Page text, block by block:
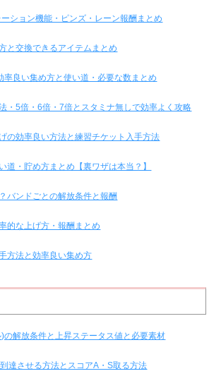
ション機能・ピンズ・レーン報酬まとめ
と交換できるアイテムまとめ
率良い集め方と使い道・必要な数まとめ
・5倍・6倍・7倍とスタミナ無しで効率よく攻略
の効率良い方法と練習チケット入手方法
道・貯め方まとめ【裏ワザは本当？】
バンドごとの解放条件と報酬
的な上げ方・報酬まとめ
方法と効率良い集め方
の解放条件と上昇ステータス値と必要素材
達させる方法とスコアA・S取る方法